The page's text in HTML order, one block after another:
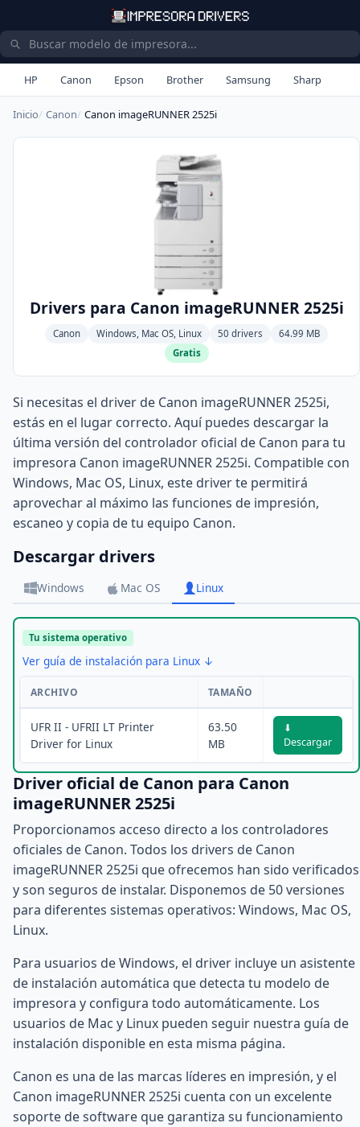
HP Canon Epson Brother Samsung Sharp
Inicio Canon Canon imageRUNNER 2525i
Drivers para Canon imageRUNNER 2525i
Canon Windows, Mac OS, Linux 50 drivers
64.99 MB
Gratis
Si necesitas el driver de Canon imageRUNNER 2525i,
estás en el lugar correcto. Aquí puedes descargar la
última versión del controlador oficial de Canon para tu
impresora Canon imageRUNNER 2525i. Compatible con
Windows, Mac OS, Linux, este driver te permitirá
aprovechar al máximo las funciones de impresión,
escaneo y copia de tu equipo Canon.
Descargar drivers
Windows Mac OS Linux
Tu sistema operativo
Ver guía de instalación para Linux ↓
ARCHIVO TAMAÑO
UFR II - UFRII LT Printer
Driver for Linux
63.50
MB
⬇
Descargar
Driver oficial de Canon para Canon
imageRUNNER 2525i
Proporcionamos acceso directo a los controladores
oficiales de Canon. Todos los drivers de Canon
imageRUNNER 2525i que ofrecemos han sido verificados
y son seguros de instalar. Disponemos de 50 versiones
para diferentes sistemas operativos: Windows, Mac OS,
Linux.
Para usuarios de Windows, el driver incluye un asistente
de instalación automática que detecta tu modelo de
impresora y configura todo automáticamente. Los
usuarios de Mac y Linux pueden seguir nuestra guía de
instalación disponible en esta misma página.
Canon es una de las marcas líderes en impresión, y el
Canon imageRUNNER 2525i cuenta con un excelente
soporte de software que garantiza su funcionamiento